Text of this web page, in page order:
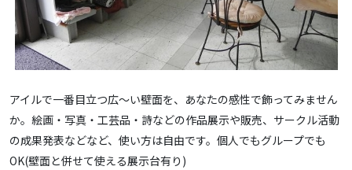
アイルで一番目立つ広～い壁面を、あなたの感性で飾ってみません
か。絵画・写真・工芸品・詩などの作品展示や販売、サークル活動
の成果発表などなど、使い方は自由です。個人でもグループでも
OK(壁面と併せて使える展示台有り)